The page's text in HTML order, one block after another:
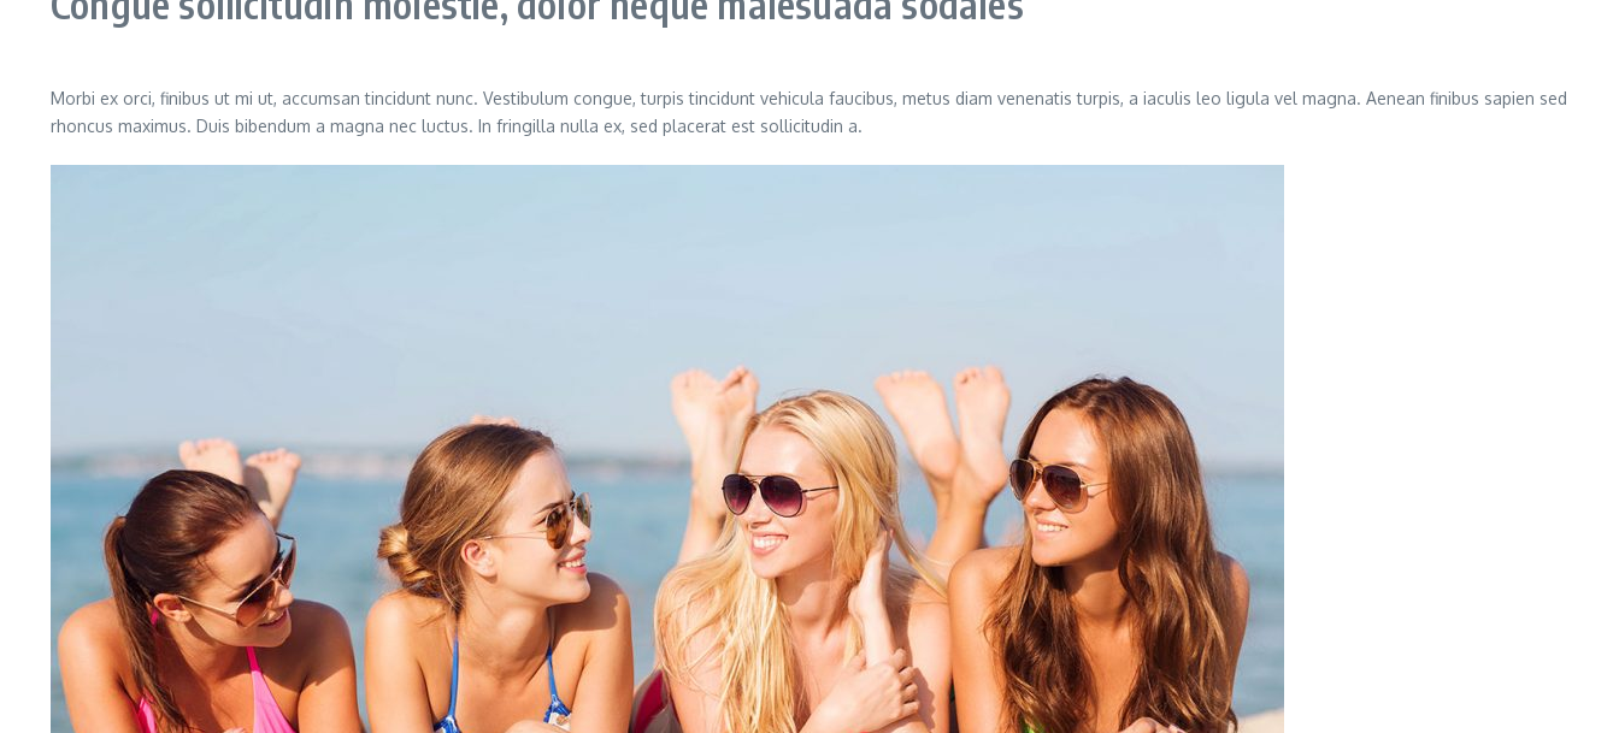
Morbi ex orci, finibus ut mi ut, accumsan tincidunt nunc. Vestibulum congue, turpis tincidunt vehicula faucibus, metus diam venenatis turpis, a iaculis leo ligula vel magna. Aenean finibus sapien sed
rhoncus maximus. Duis bibendum a magna nec luctus. In fringilla nulla ex, sed placerat est sollicitudin a.